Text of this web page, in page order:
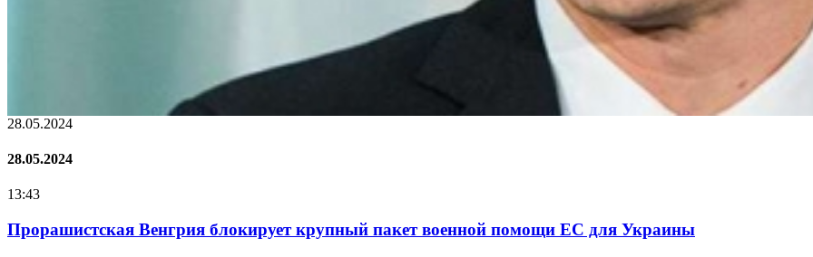
22.01.2024
22.01.2024
16:25
Нацполіція лякає громадян погіршенням криміногенної ситуації в разі мобілізації поліціянтів на